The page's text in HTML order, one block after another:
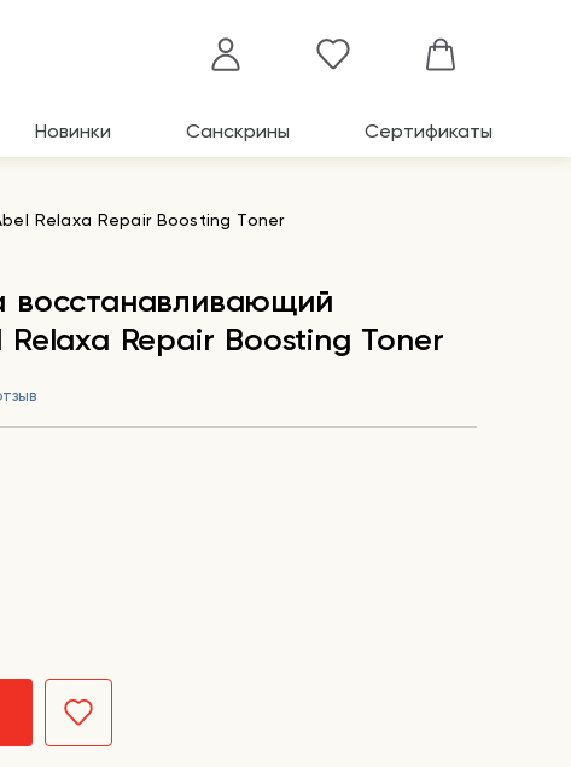
Новинки Санскрины Сертификаты
Relaxa Repair Boosting Toner
восстанавливающий
Repair Boosting Toner